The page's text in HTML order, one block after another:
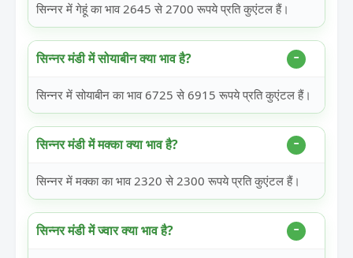
सिन्नर में गेहूं का भाव 2645 से 2700 रूपये प्रति कुएंटल हैं।
सिन्नर मंडी में सोयाबीन क्या भाव है?
सिन्नर में सोयाबीन का भाव 6725 से 6915 रूपये प्रति कुएंटल हैं।
सिन्नर मंडी में मक्का क्या भाव है?
सिन्नर में मक्का का भाव 2320 से 2300 रूपये प्रति कुएंटल हैं।
सिन्नर मंडी में ज्वार क्या भाव है?